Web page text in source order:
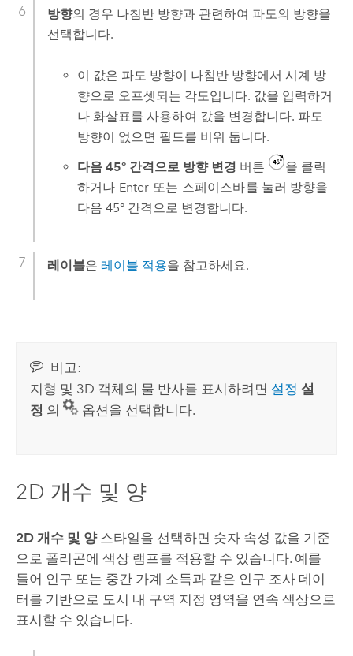
방향의 경우 나침반 방향과 관련하여 파도의 방향을
선택합니다.
이 값은 파도 방향이 나침반 방향에서 시계 방
향으로 오프셋되는 각도입니다. 값을 입력하거
나 화살표를 사용하여 값을 변경합니다. 파도
방향이 없으면 필드를 비워 둡니다.
다음 45° 간격으로 방향 변경 버튼
을 클릭
하거나 Enter 또는 스페이스바를 눌러 방향을
다음 45° 간격으로 변경합니다.
레이블은 레이블 적용을 참고하세요.
비고:
지형 및 3D 객체의 물 반사를 표시하려면 설정 설
정 의 옵션을 선택합니다.
2D 개수 및 양
2D 개수 및 양스타일을 선택하면 숫자 속성 값을 기준
으로 폴리곤에 색상 램프를 적용할 수 있습니다. 예를
들어 인구 또는 중간 가계 소득과 같은 인구 조사 데이
터를 기반으로 도시 내 구역 지정 영역을 연속 색상으로
표시할 수 있습니다.